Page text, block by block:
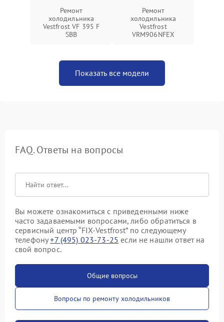
Ремонт
холодильника
Vestfrost VF 395 F
SBB
Ремонт
холодильника
Vestfrost
VRM906NFEX
Показать все модели
FAQ. Ответы на вопросы
Вы можете ознакомиться с приведенными ниже
часто задаваемыми вопросами, либо обратиться в
сервисный центр “FIX-Vestfrost” по следующему
телефону+7 (495) 023-73-25 если не нашли ответ на
свой вопрос.
Общие вопросы
Вопросы по ремонту холодильников